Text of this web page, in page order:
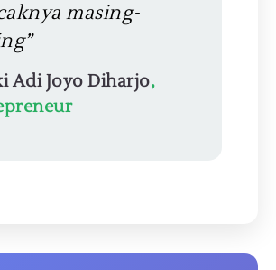
masing-
Adi Joyo Diharjo,